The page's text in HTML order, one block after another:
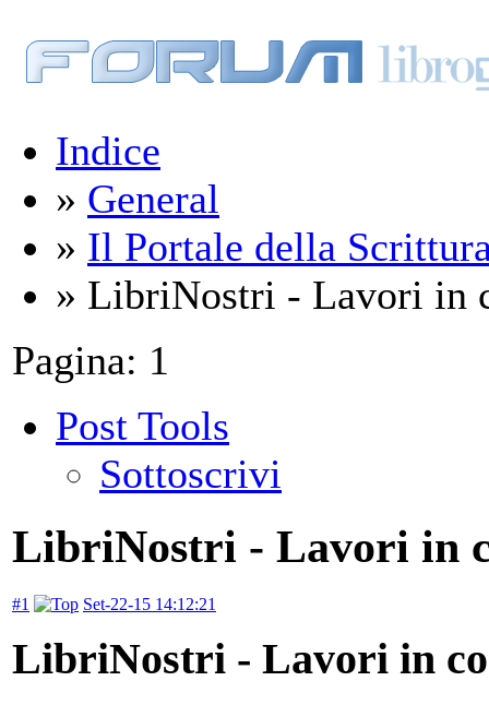
Indice
» General
» Il Portale della
» LibriNostri - Lavori in
Pagina: 1
Post Tools
Sottoscrivi
LibriNostri - Lavori in
#1 Set-22-15 14:12:21
LibriNostri - Lavori in